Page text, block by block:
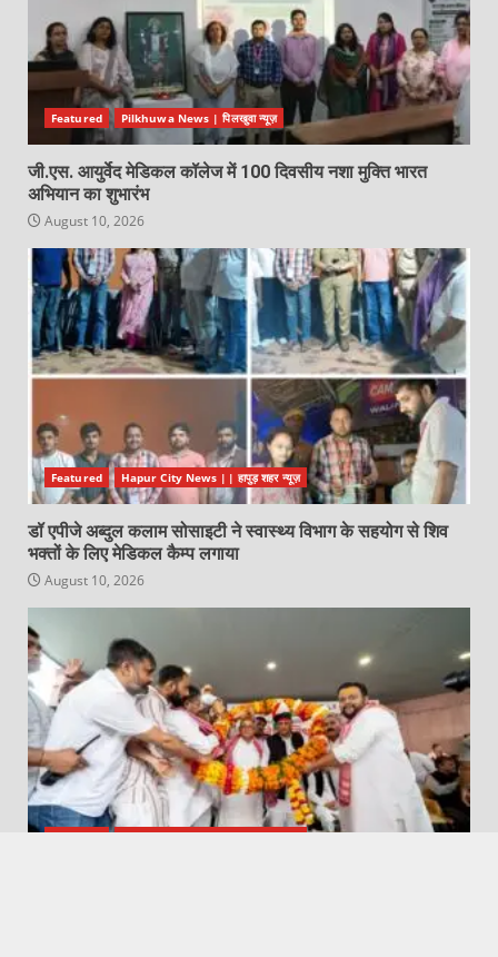
Featured Pilkhuwa News | पिलखुवा न्यूज़
जी.एस. आयुर्वेद मेडिकल कॉलेज में 100 दिवसीय नशा मुक्ति भारत
अभियान का शुभारंभ
August 10, 2026
Featured Hapur City News || हापुड़ शहर न्यूज़
डॉ एपीजे अब्दुल कलाम सोसाइटी ने स्वास्थ्य विभाग के सहयोग से शिव
भक्तों के लिए मेडिकल कैम्प लगाया
August 10, 2026
Featured Hapur City News || हापुड़ शहर न्यूज़